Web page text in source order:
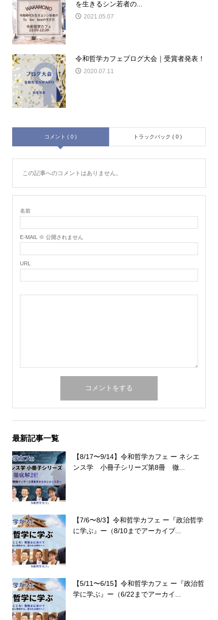
を生きるシン若者の...
2021.05.07
令和哲学カフェブログ大会｜受賞者発表！
2020.07.11
コメント ( 0 ) トラックバック ( 0 )
この記事へのコメントはありません。
名前
E-MAIL ※ 公開されません
URL
最新記事一覧
【8/17〜9/14】令和哲学カフェ ー ネシエ
ンス学 小冊子シリーズ第8冊 徹...
【7/6〜8/3】令和哲学カフェ ー『政治哲学
に学ぶ』ー（8/10までアーカイブ...
【5/11〜6/15】令和哲学カフェ ー『政治哲
学に学ぶ』ー（6/22までアーカイ...